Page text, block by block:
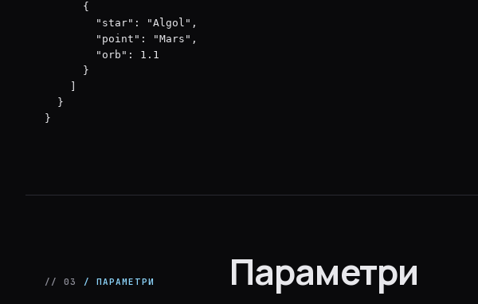
      {
        "star": "Algol",
        "point": "Mars",
        "orb": 1.1
      }
  }
}
// 03 / ПАРАМЕТРИ Параметри